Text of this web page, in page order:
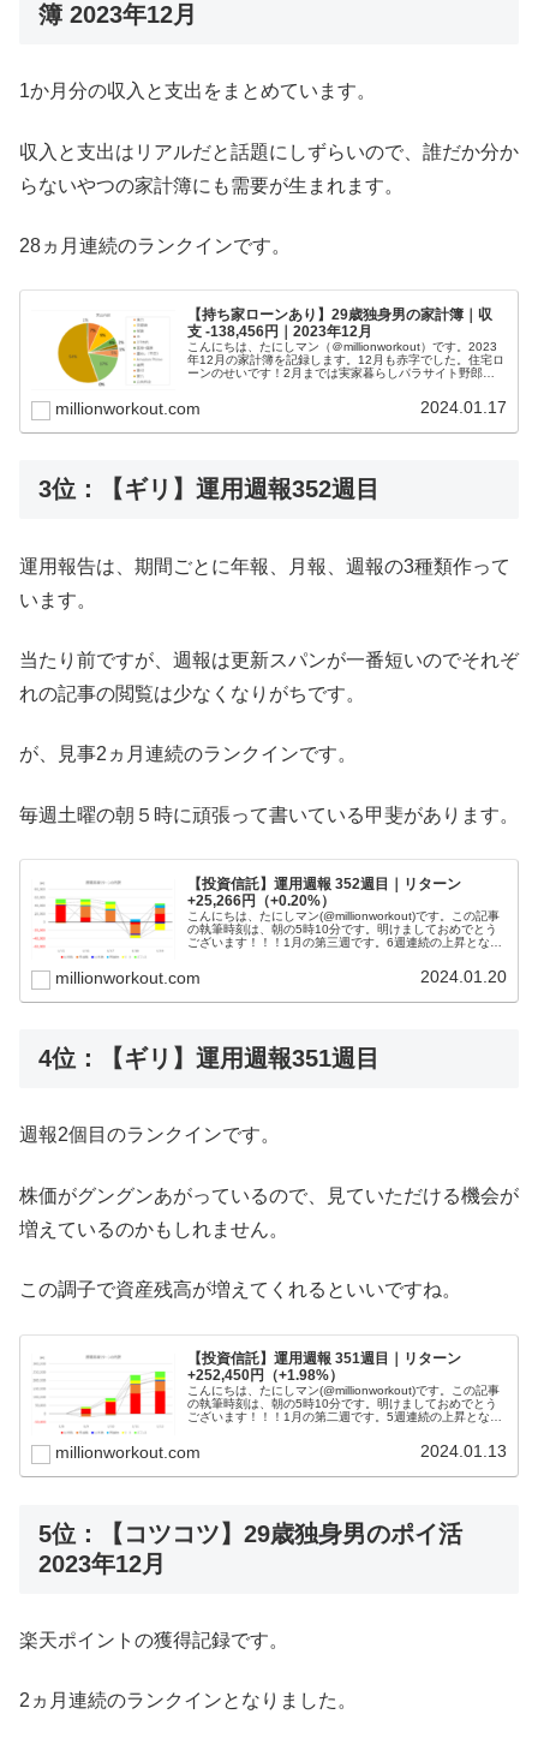
簿 2023年12月
1か月分の収入と支出をまとめています。
収入と支出はリアルだと話題にしずらいので、誰だか分か
らないやつの家計簿にも需要が生まれます。
28ヵ月連続のランクインです。
【持ち家ローンあり】29歳独身男の家計簿｜収
支 -138,456円｜2023年12月
こんにちは、たにしマン（＠millionworkout）です。2023
年12月の家計簿を記録します。12月も赤字でした。住宅ロ
ーンのせいです！2月までは実家暮らしパラサイト野郎の
millionworkout.com 2024.01.17
3位：【ギリ】運用週報352週目
運用報告は、期間ごとに年報、月報、週報の3種類作って
います。
当たり前ですが、週報は更新スパンが一番短いのでそれぞ
れの記事の閲覧は少なくなりがちです。
が、見事2ヵ月連続のランクインです。
毎週土曜の朝５時に頑張って書いている甲斐があります。
【投資信託】運用週報 352週目｜リターン
+25,266円（+0.20%）
こんにちは、たにしマン(@millionworkout)です。この記事
の執筆時刻は、朝の5時10分です。明けましておめでとう
ございます！！！1月の第三週です。6週連続の上昇となり
millionworkout.com 2024.01.20
4位：【ギリ】運用週報351週目
週報2個目のランクインです。
株価がグングンあがっているので、見ていただける機会が
増えているのかもしれません。
この調子で資産残高が増えてくれるといいですね。
【投資信託】運用週報 351週目｜リターン
+252,450円（+1.98%）
こんにちは、たにしマン(@millionworkout)です。この記事
の執筆時刻は、朝の5時10分です。明けましておめでとう
ございます！！！1月の第二週です。5週連続の上昇となり
millionworkout.com 2024.01.13
5位：【コツコツ】29歳独身男のポイ活
2023年12月
楽天ポイントの獲得記録です。
2ヵ月連続のランクインとなりました。